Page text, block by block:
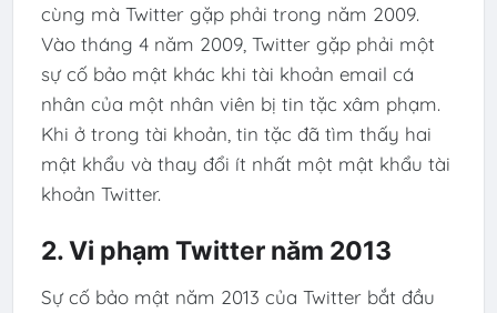
cùng mà Twitter gặp phải trong năm 2009.
Vào tháng 4 năm 2009, Twitter gặp phải một
sự cố bảo mật khác khi tài khoản email cá
nhân của một nhân viên bị tin tặc xâm phạm.
Khi ở trong tài khoản, tin tặc đã tìm thấy hai
mật khẩu và thay đổi ít nhất một mật khẩu tài
khoản Twitter.
2. Vi phạm Twitter năm 2013
Sự cố bảo mật năm 2013 của Twitter bắt đầu